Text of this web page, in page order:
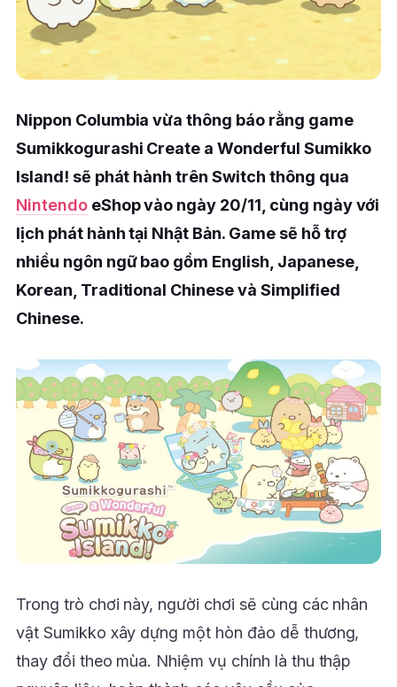
Nippon Columbia vừa thông báo rằng game
Sumikkogurashi Create a Wonderful Sumikko
Island! sẽ phát hành trên Switch thông qua
NintendoeShop vào ngày 20/11, cùng ngày với
lịch phát hành tại Nhật Bản. Game sẽ hỗ trợ
nhiều ngôn ngữ bao gồm English, Japanese,
Korean, Traditional Chinese và Simplified
Chinese.
Trong trò chơi này, người chơi sẽ cùng các nhân
vật Sumikko xây dựng một hòn đảo dễ thương,
thay đổi theo mùa. Nhiệm vụ chính là thu thập